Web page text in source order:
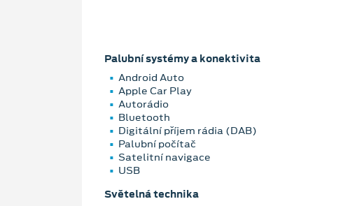
Palubní systémy a konektivita
Android Auto
Apple Car Play
Autorádio
Bluetooth
Digitální příjem rádia (DAB)
Palubní počítač
Satelitní navigace
USB
Světelná technika